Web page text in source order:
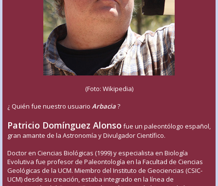
(Foto: Wikipedia)
¿ Quién fue nuestro usuario Arbacia?
Patricio Domínguez Alonso fue un paleontólogo español,
gran amante de la Astronomía y Divulgador Científico.
Doctor en Ciencias Biológicas (1999) y especialista en Biología
Evolutiva fue profesor de Paleontología en la Facultad de Ciencias
Geológicas de la UCM. Miembro del Instituto de Geociencias (CSIC-
UCM) desde su creación, estaba integrado en la línea de